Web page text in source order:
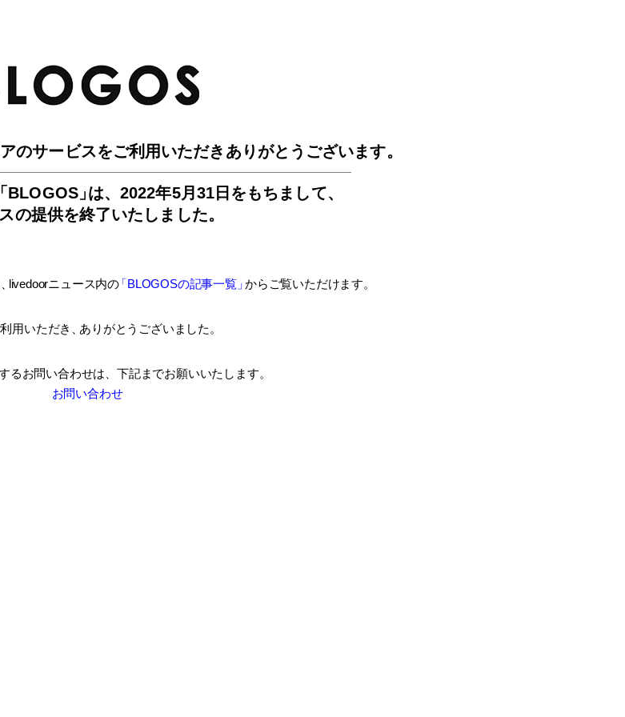
のサービスをご利用いただきありがとうございます。
BLOGOS」は、2022年5月31日をもちまして、
の提供を終了いたしました。
livedoorニュース内の「BLOGOSの記事一覧」 からご覧いただけます。
用いただき ありがとうございました。
るお問い合わせは、 下記までお願いいたします。
お問い合わせ